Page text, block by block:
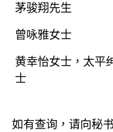
茅骏翔先生
曾咏雅女士
黄幸怡女士，太平
士
如有查询，请向秘